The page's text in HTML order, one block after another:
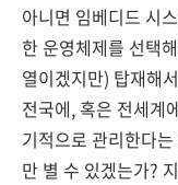
아니면 임베디드 시
한 운영체제를 선택
열이겠지만) 탑재해
전국에, 혹은 전세계
기적으로 관리한다
만 별 수 있겠는가?